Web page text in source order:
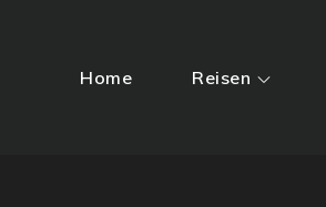
Home Reisen